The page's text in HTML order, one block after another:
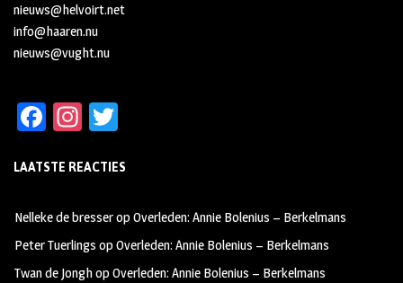
nieuws@helvoirt.net
info@haaren.nu
nieuws@vught.nu
Fa
b
oo
k
In
ag
m
tt
LAATSTE REACTIES
Nelleke de bresseropOverleden: Annie Bolenius – Berkelmans
Peter Tuerlings opOverleden: Annie Bolenius – Berkelmans
Twan de JonghopOverleden: Annie Bolenius – Berkelmans